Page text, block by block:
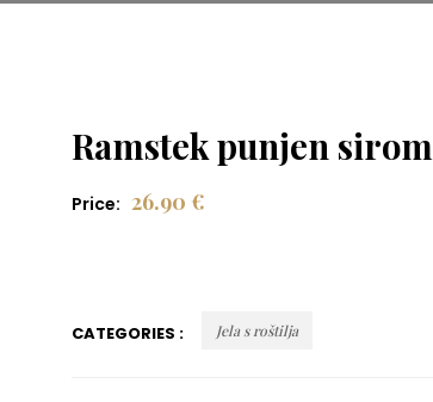
Ramstek punjen sirom
Price: 26.90 €
CATEGORIES : Jela s roštilja